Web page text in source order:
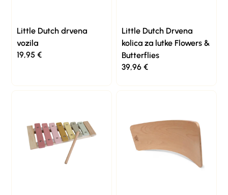
Little Dutch drvena
vozila
19,95€
Little Dutch Drvena
kolica za lutke Flowers &
Butterflies
39,96 €